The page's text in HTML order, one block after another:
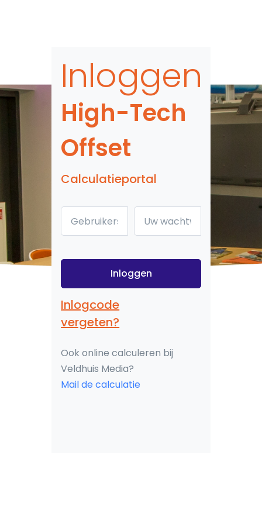
Inloggen
High-Tech
Offset
Calculatieportal
GebruikersnaamUw wachtwoord
Inloggen
Inlogcode
vergeten?
Ook online calculeren bij
Veldhuis Media?
Mail de calculatie